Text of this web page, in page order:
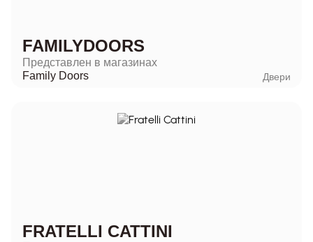
FAMILYDOORS
Представлен в магазинах
Family Doors
Двери
FRATELLI CATTINI